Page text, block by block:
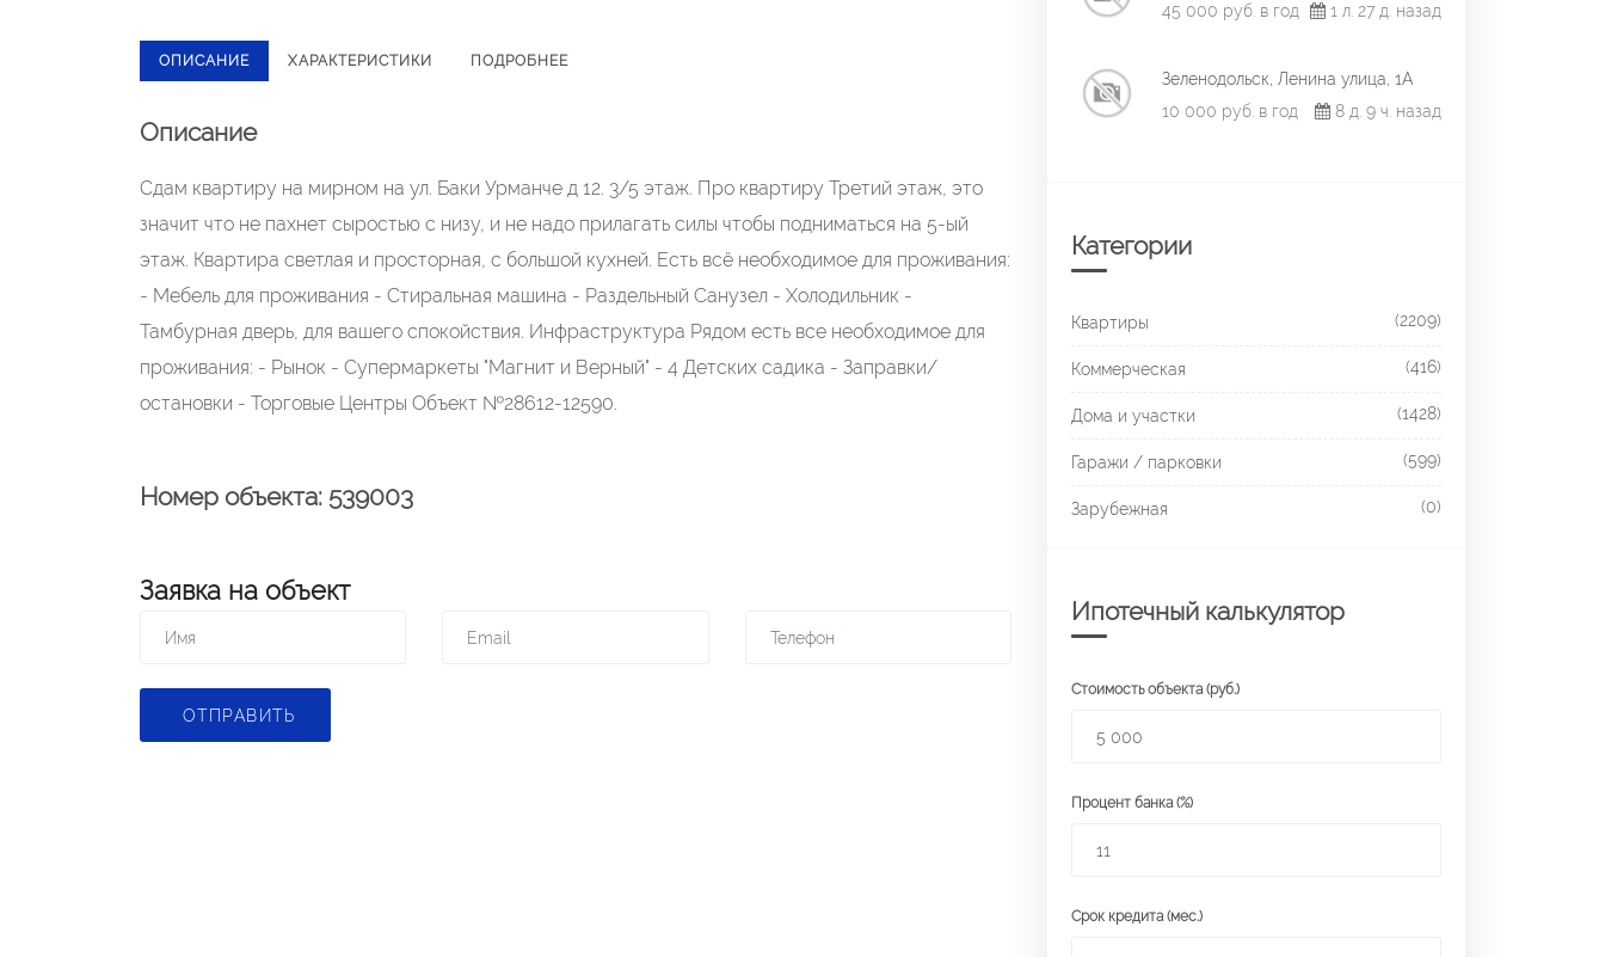
ОПИСАНИЕ ХАРАКТЕРИСТИКИ ПОДРОБНЕЕ
Описание
Сдам квартиру на мирном на ул. Баки Урманче д 12. 3/5 этаж. Про квартиру Третий этаж, это
значит что не пахнет сыростью с низу, и не надо прилагать силы чтобы подниматься на 5-ый
этаж. Квартира светлая и просторная, с большой кухней. Есть всё необходимое для проживания:
- Мебель для проживания - Стиральная машина - Раздельный Санузел - Холодильник -
Тамбурная дверь, для вашего спокойствия. Инфраструктура Рядом есть все необходимое для
проживания: - Рынок - Супермаркеты "Магнит и Верный" - 4 Детских садика - Заправки/
остановки - Торговые Центры Объект №28612-12590.
Номер объекта: 539003
Заявка на объект
ОТПРАВИТЬ
45 000 руб. в год
1 л. 27 д. назад
Зеленодольск, Ленина улица, 1А
10 000 руб. в год
8 д. 9 ч. назад
Категории
Квартиры (2209)
Коммерческая (416)
Дома и участки (1428)
Гаражи / парковки (599)
Зарубежная (0)
Ипотечный калькулятор
Стоимость объекта (руб.)
Процент банка (%)
Срок кредита (мес.)